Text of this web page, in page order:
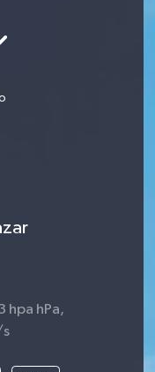
hpa hPa,
s